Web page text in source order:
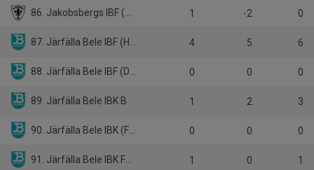
86. Jakobsbergs IBF (H3) 1 -2 0
87. Järfälla Bele IBF (HA) 4 5 6
88. Järfälla Bele IBF (D1) 0 0 0
89. Järfälla Bele IBK B 1 2 3
90. Järfälla Bele IBK (F11/12) 0 0 0
91. Järfälla Bele IBK F13/14 1 0 1